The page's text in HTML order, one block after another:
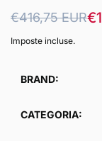
Prezzo
di
€416,75 EUR
Prezzo
scontato
Imposte incluse.
BRAND:
CATEGORIA: